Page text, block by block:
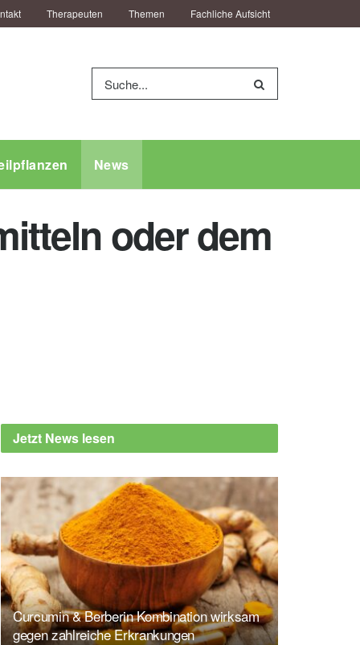
Therapeuten Themen Fachliche Aufsicht
News
oder dem
Jetzt News lesen
Curcumin & Berberin Kombination wirksam
gegen zahlreiche Erkrankungen